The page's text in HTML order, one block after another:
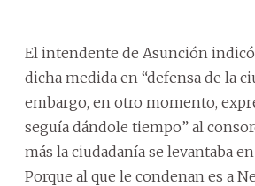
El intendente de Asunción
dicha medida en “defensa de la
embargo, en otro momento,
seguía dándole tiempo” al
más la ciudadanía se levantaba
Porque al que le condenan es a